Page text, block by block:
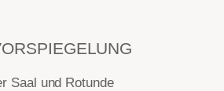
Saal und Rotunde